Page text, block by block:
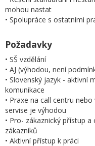
mohou nastat
• Spolupráce s ostatními
Požadavky
• SŠ vzdělání
• AJ (výhodou, není
• Slovenský jazyk - aktivní
komunikace
• Praxe na call centru
servise je výhodou
• Pro- zákaznický přístup
zákazníků
• Aktivní přístup k práci